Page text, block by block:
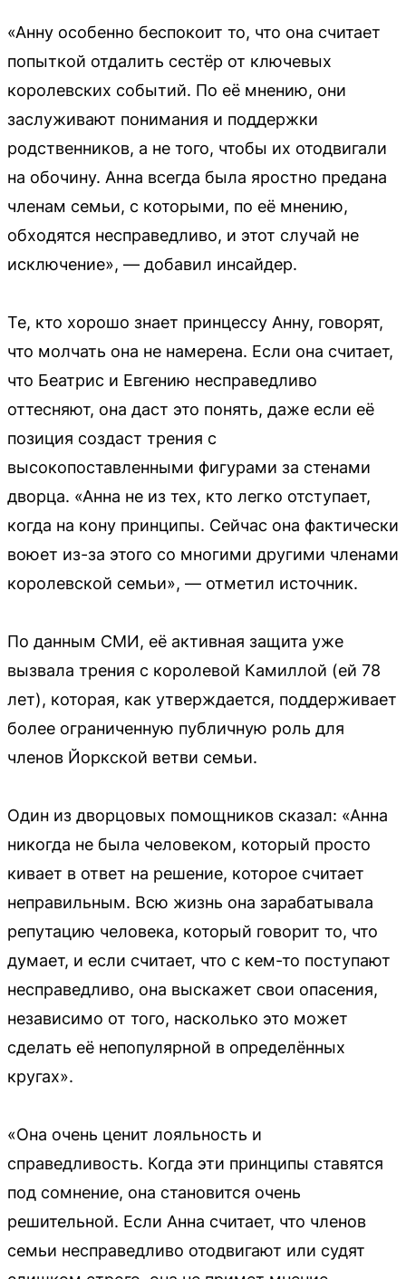
«Анну особенно беспокоит то, что она считает
попыткой отдалить сестёр от ключевых
королевских событий. По её мнению, они
заслуживают понимания и поддержки
родственников, а не того, чтобы их отодвигали
на обочину. Анна всегда была яростно предана
членам семьи, с которыми, по её мнению,
обходятся несправедливо, и этот случай не
исключение», — добавил инсайдер.
Те, кто хорошо знает принцессу Анну, говорят,
что молчать она не намерена. Если она считает,
что Беатрис и Евгению несправедливо
оттесняют, она даст это понять, даже если её
позиция создаст трения с
высокопоставленными фигурами за стенами
дворца. «Анна не из тех, кто легко отступает,
когда на кону принципы. Сейчас она фактически
воюет из-за этого со многими другими членами
королевской семьи», — отметил источник.
По данным СМИ, её активная защита уже
вызвала трения с королевой Камиллой (ей 78
лет), которая, как утверждается, поддерживает
более ограниченную публичную роль для
членов Йоркской ветви семьи.
Один из дворцовых помощников сказал: «Анна
никогда не была человеком, который просто
кивает в ответ на решение, которое считает
неправильным. Всю жизнь она зарабатывала
репутацию человека, который говорит то, что
думает, и если считает, что с кем-то поступают
несправедливо, она выскажет свои опасения,
независимо от того, насколько это может
сделать её непопулярной в определённых
кругах».
«Она очень ценит лояльность и
справедливость. Когда эти принципы ставятся
под сомнение, она становится очень
решительной. Если Анна считает, что членов
семьи несправедливо отодвигают или судят